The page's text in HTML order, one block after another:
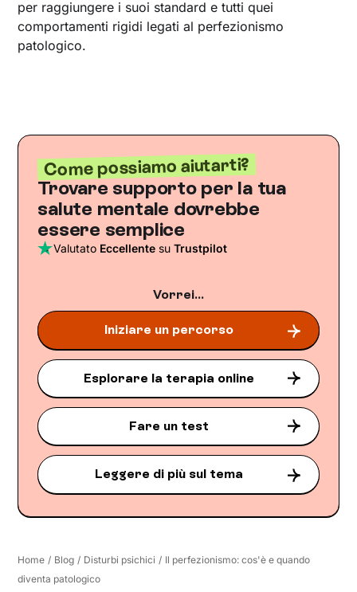
per raggiungere i suoi standard e tutti quei
comportamenti rigidi legati al perfezionismo
patologico.
Come possiamo aiutarti?
Trovare supporto per la tua
salute mentale dovrebbe
essere semplice
Valutato Eccellente suTrustpilot
Vorrei...
Iniziare un percorso
Esplorare la terapia online
Fare un test
Leggere di più sul tema
Home / Blog / Disturbi psichici / Il perfezionismo: cos'è e quando
diventa patologico